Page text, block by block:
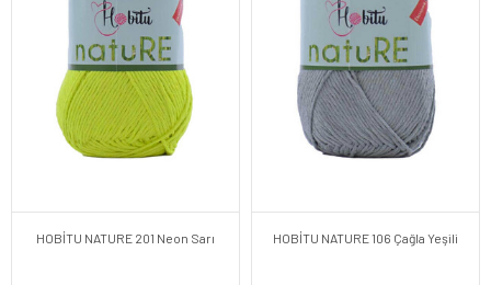
HOBİTU NATURE 201 Neon Sarı HOBİTU NATURE 106 Çağla Yeşili